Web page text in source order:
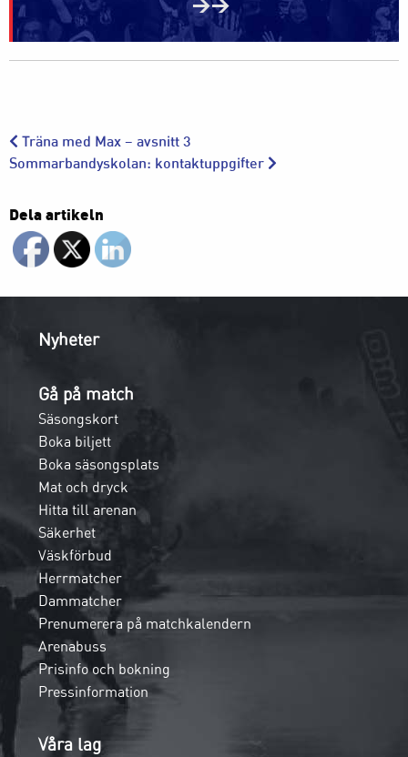
Träna med Max – avsnitt 3
Sommarbandyskolan: kontaktuppgifter
Dela artikeln
Nyheter
Gå på match
Säsongskort
Boka biljett
Boka säsongsplats
Mat och dryck
Hitta till arenan
Säkerhet
Väskförbud
Herrmatcher
Dammatcher
Prenumerera på matchkalendern
Arenabuss
Prisinfo och bokning
Pressinformation
Våra lag